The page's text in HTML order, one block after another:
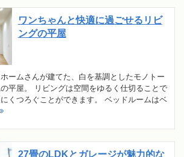
ワンちゃんと快適に過ごせるリビ
ングの平屋
ームさんが建てた、白を基調としたモノトー
平屋。 リビングは空間をゆるく仕切ることで
くつろぐことができます。 ベッドルームはベ
27畳のLDKとガレージが魅力的な